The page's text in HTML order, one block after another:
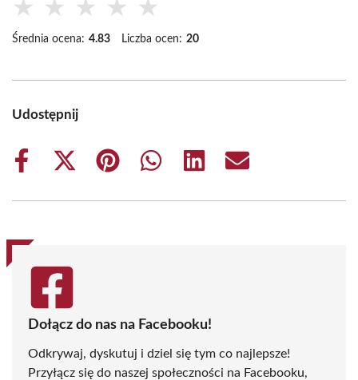
★ ★ ★ ★ ★
Średnia ocena: 4.83 Liczba ocen: 20
Udostępnij
Share
Share
(Twitter)
Share
Share
Share
Share
Dołącz do nas na Facebooku!
Odkrywaj, dyskutuj i dziel się tym co najlepsze!
Przyłącz się do naszej społeczności na Facebooku,